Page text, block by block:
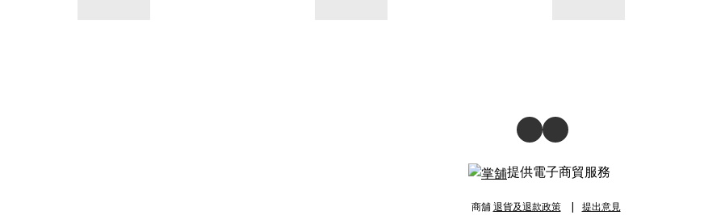
提供電子商貿服務
商舖退貨及退款政策 提出意見